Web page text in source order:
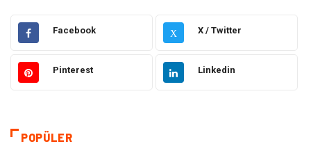
Elektrik & Elektronik Gıda
Güzellik & Bakım Otomotiv
Tatil
Facebook X X / Twitter
Pinterest Linkedin
POPÜLER